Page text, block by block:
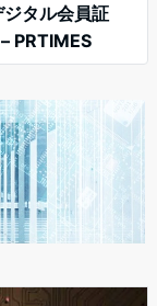
ジタル会員証
PRTIMES